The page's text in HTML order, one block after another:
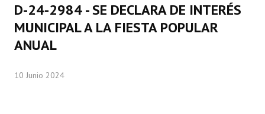
Integrantes del Concejo
Comisiones Permanentes
Comisiones Especiales
D-24-2984 - SE DECLARA DE INTERÉS
MUNICIPAL A LA FIESTA POPULAR
ANUAL
10 Junio 2024